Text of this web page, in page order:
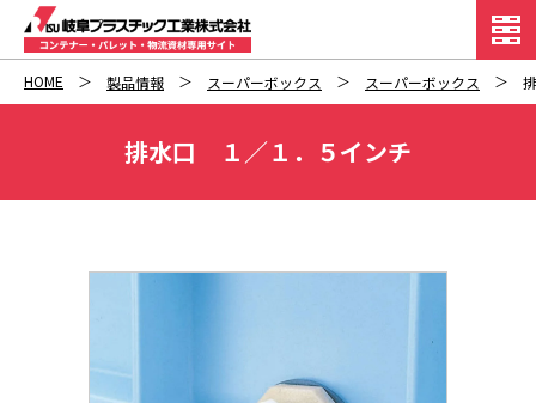
HOME 製品情報 スーパーボックス スーパーボックス
排水口 １／１．５インチ